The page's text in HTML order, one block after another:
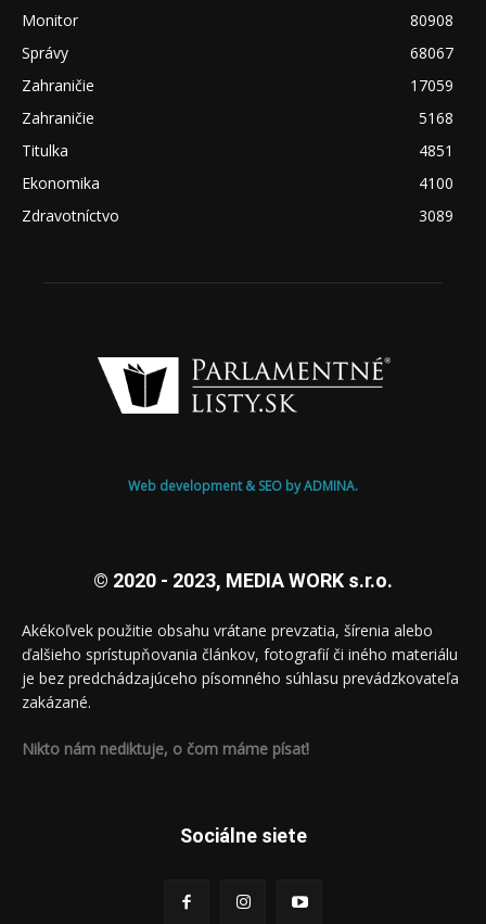
Monitor
80908
Správy
68067
Zahraničie
17059
Zahraničie
5168
Titulka
4851
Ekonomika
4100
Zdravotníctvo
3089
Web development & SEO by ADMINA.
© 2020 - 2023, MEDIA WORK s.r.o.
Akékoľvek použitie obsahu vrátane prevzatia, šírenia alebo
ďalšieho sprístupňovania článkov, fotografií či iného materiálu
je bez predchádzajúceho písomného súhlasu prevádzkovateľa
zakázané.
Nikto nám nediktuje, o čom máme písať!
Sociálne siete